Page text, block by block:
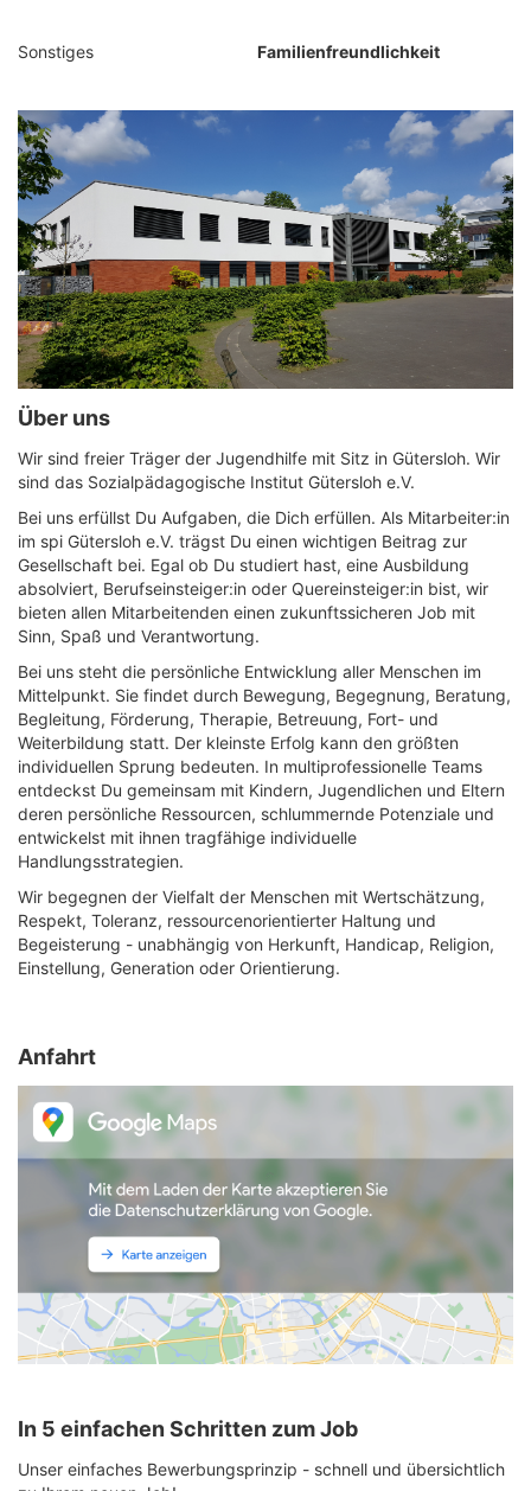
Sonstiges Familienfreundlichkeit
Über uns
Wir sind freier Träger der Jugendhilfe mit Sitz in Gütersloh. Wir
sind das Sozialpädagogische Institut Gütersloh e.V.
Bei uns erfüllst Du Aufgaben, die Dich erfüllen. Als Mitarbeiter:in
im spi Gütersloh e.V. trägst Du einen wichtigen Beitrag zur
Gesellschaft bei. Egal ob Du studiert hast, eine Ausbildung
absolviert, Berufseinsteiger:in oder Quereinsteiger:in bist, wir
bieten allen Mitarbeitenden einen zukunftssicheren Job mit
Sinn, Spaß und Verantwortung.
Bei uns steht die persönliche Entwicklung aller Menschen im
Mittelpunkt. Sie findet durch Bewegung, Begegnung, Beratung,
Begleitung, Förderung, Therapie, Betreuung, Fort- und
Weiterbildung statt. Der kleinste Erfolg kann den größten
individuellen Sprung bedeuten. In multiprofessionelle Teams
entdeckst Du gemeinsam mit Kindern, Jugendlichen und Eltern
deren persönliche Ressourcen, schlummernde Potenziale und
entwickelst mit ihnen tragfähige individuelle
Handlungsstrategien.
Wir begegnen der Vielfalt der Menschen mit Wertschätzung,
Respekt, Toleranz, ressourcenorientierter Haltung und
Begeisterung - unabhängig von Herkunft, Handicap, Religion,
Einstellung, Generation oder Orientierung.
Anfahrt
In 5 einfachen Schritten zum Job
Unser einfaches Bewerbungsprinzip - schnell und übersichtlich